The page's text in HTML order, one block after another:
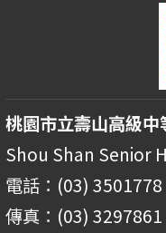
桃園市立壽山高級中
Shou Shan Senior
電話：(03) 3501778
傳真：(03) 3297861